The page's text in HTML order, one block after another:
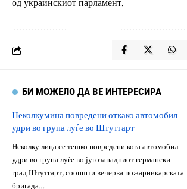
од украинскиот парламент.
БИ МОЖЕЛО ДА ВЕ ИНТЕРЕСИРА
Неколкумина повредени откако автомобил
удри во група луѓе во Штутгарт
Неколку лица се тешко повредени кога автомобил
удри во група луѓе во југозападниот германски
град Штутгарт, соопшти вечерва пожарникарската
бригада…